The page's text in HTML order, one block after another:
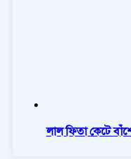
লাল ফিতা কেটে